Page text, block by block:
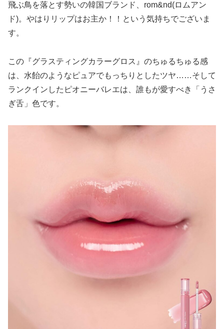
飛ぶ鳥を落とす勢いの韓国ブランド、rom&nd(ロムアン
ド)。やはりリップはお主か！！という気持ちでございま
す。
この『グラスティングカラーグロス』のちゅるちゅる感
は、水飴のようなピュアでもっちりとしたツヤ……そして
ランクインしたピオニーバレエは、誰もが愛すべき「うさ
ぎ舌」色です。